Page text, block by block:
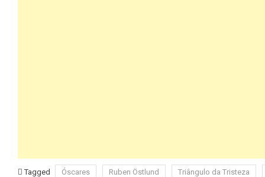
Tagged Óscares Ruben Östlund Triângulo da Tristeza